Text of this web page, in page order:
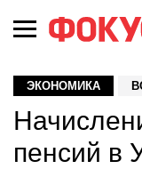
ЭКОНОМИКА
пенсий в